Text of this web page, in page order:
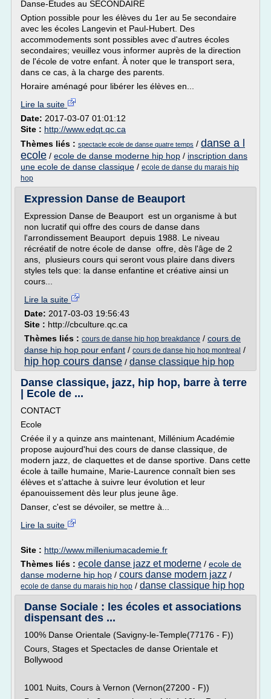
Danse-Études au SECONDAIRE
Option possible pour les élèves du 1er au 5e secondaire
avec les écoles Langevin et Paul-Hubert. Des
accommodements sont possibles avec d'autres écoles
secondaires; veuillez vous informer auprès de la direction
de l'école de votre enfant. À noter que le transport sera,
dans ce cas, à la charge des parents.
Horaire aménagé pour libérer les élèves en...
Lire la suite
Date: 2017-03-07 01:01:12
Site : http://www.edqt.qc.ca
Thèmes liés : spectacle ecole de danse quatre temps / danse a l
ecole / ecole de danse moderne hip hop / inscription dans
une ecole de danse classique / ecole de danse du marais hip
hop
Expression Danse de Beauport
Expression Danse de Beauport est un organisme à but
non lucratif qui offre des cours de danse dans
l'arrondissement Beauport depuis 1988. Le niveau
récréatif de notre école de danse offre, dès l'âge de 2
ans, plusieurs cours qui seront vous plaire dans divers
styles tels que: la danse enfantine et créative ainsi un
cours...
Lire la suite
Date: 2017-03-03 19:56:43
Site : http://cbculture.qc.ca
Thèmes liés : cours de danse hip hop breakdance / cours de
danse hip hop pour enfant / cours de danse hip hop montreal /
hip hop cours danse / danse classique hip hop
Danse classique, jazz, hip hop, barre à terre
| Ecole de ...
CONTACT
Ecole
Créée il y a quinze ans maintenant, Millénium Académie
propose aujourd'hui des cours de danse classique, de
modern jazz, de claquettes et de danse sportive. Dans cette
école à taille humaine, Marie-Laurence connaît bien ses
élèves et s'attache à suivre leur évolution et leur
épanouissement dès leur plus jeune âge.
Danser, c'est se dévoiler, se mettre à...
Lire la suite
Site : http://www.milleniumacademie.fr
Thèmes liés : ecole danse jazz et moderne / ecole de
danse moderne hip hop / cours danse modern jazz /
ecole de danse du marais hip hop / danse classique hip hop
Danse Sociale : les écoles et associations
dispensant des ...
100% Danse Orientale (Savigny-le-Temple(77176 - F))
Cours, Stages et Spectacles de danse Orientale et
Bollywood
1001 Nuits, Cours à Vernon (Vernon(27200 - F))